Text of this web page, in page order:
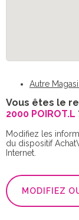
Autre
Vous êtes le
2000 POIROT.L
Modifiez les
du dispositif
Internet.
MODIFIEZ